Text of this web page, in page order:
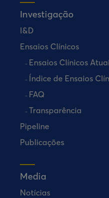
Investigação
I&D
Ensaios Clínicos
Ensaios Clínicos
Índice de Ensaios
FAQ
Transparência
Pipeline
Publicações
Media
Notícias